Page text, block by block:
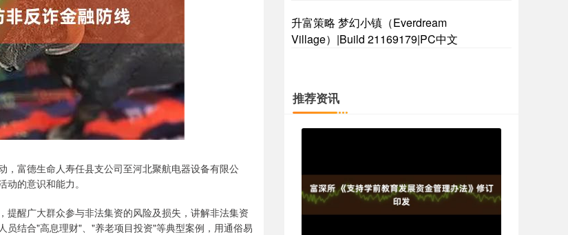
，富德生命人寿任县支公司至河北聚航电器设备有限公
的意识和能力。
醒广大群众参与非法集资的风险及损失，讲解非法集资
结合"高息理财"、"养老项目投资"等典型案例，用通俗易
升富策略 梦幻小镇（Everdream
Village）|Build 21169179|PC中文
推荐资讯